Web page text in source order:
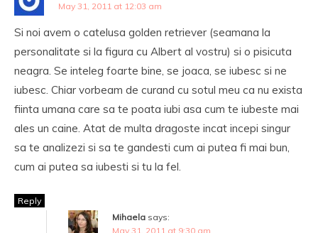
May 31, 2011 at 12:03 am
Si noi avem o catelusa golden retriever (seamana la
personalitate si la figura cu Albert al vostru) si o pisicuta
neagra. Se inteleg foarte bine, se joaca, se iubesc si ne
iubesc. Chiar vorbeam de curand cu sotul meu ca nu exista
fiinta umana care sa te poata iubi asa cum te iubeste mai
ales un caine. Atat de multa dragoste incat incepi singur
sa te analizezi si sa te gandesti cum ai putea fi mai bun,
cum ai putea sa iubesti si tu la fel.
Reply
Mihaela says:
May 31, 2011 at 9:30 am